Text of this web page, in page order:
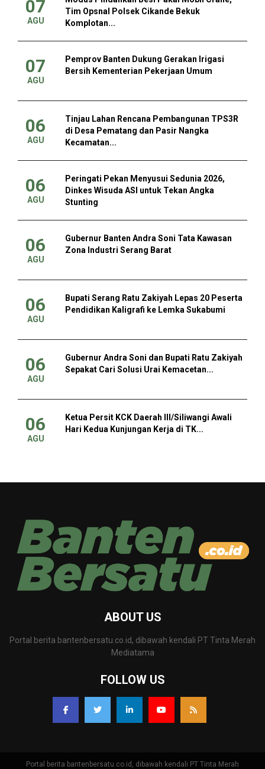
07
AGU
Tim Opsnal Polsek Cikande Bekuk
Komplotan...
07
AGU
Pemprov Banten Dukung Gerakan Irigasi
Bersih Kementerian Pekerjaan Umum
06
AGU
Tinjau Lahan Rencana Pembangunan TPS3R
di Desa Pematang dan Pasir Nangka
Kecamatan...
06
AGU
Peringati Pekan Menyusui Sedunia 2026,
Dinkes Wisuda ASI untuk Tekan Angka
Stunting
06
AGU
Gubernur Banten Andra Soni Tata Kawasan
Zona Industri Serang Barat
06
AGU
Bupati Serang Ratu Zakiyah Lepas 20 Peserta
Pendidikan Kaligrafi ke Lemka Sukabumi
06
AGU
Gubernur Andra Soni dan Bupati Ratu Zakiyah
Sepakat Cari Solusi Urai Kemacetan...
06
AGU
Ketua Persit KCK Daerah III/Siliwangi Awali
Hari Kedua Kunjungan Kerja di TK...
ABOUT US
Portal berita bantenbersatu.co.id, dibawah kendali PT Tinta Merah
Mediatama
FOLLOW US
Portal berita bantenbersatu.co.id, dibawah kendali PT Tinta Merah